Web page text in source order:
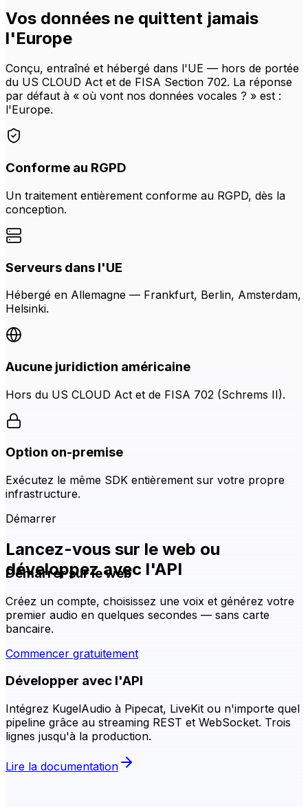
Vos données ne quittent jamais
l'Europe
Conçu, entraîné et hébergé dans l'UE — hors de portée
du US CLOUD Act et de FISA Section 702. La réponse
par défaut à « où vont nos données vocales ? » est :
l'Europe.
Conforme au RGPD
Un traitement entièrement conforme au RGPD, dès la
conception.
Serveurs dans l'UE
Hébergé en Allemagne — Frankfurt, Berlin, Amsterdam,
Helsinki.
Aucune juridiction américaine
Hors du US CLOUD Act et de FISA 702 (Schrems II).
Option on-premise
Exécutez le même SDK entièrement sur votre propre
infrastructure.
Démarrer
Lancez-vous sur le web ou
développez avec l'API
Démarrer sur le web
Créez un compte, choisissez une voix et générez votre
premier audio en quelques secondes — sans carte
bancaire.
Commencer gratuitement
Développer avec l'API
Intégrez KugelAudio à Pipecat, LiveKit ou n'importe quel
pipeline grâce au streaming REST et WebSocket. Trois
lignes jusqu'à la production.
Lire la documentation